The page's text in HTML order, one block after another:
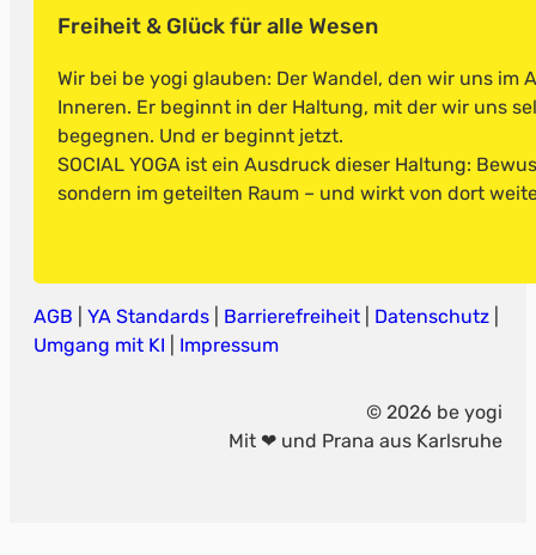
Freiheit & Glück für alle Wesen
Wir bei be yogi glauben: Der Wandel, den wir uns im
Inneren. Er beginnt in der Haltung, mit der wir uns
begegnen. Und er beginnt jetzt.
SOCIAL YOGA ist ein Ausdruck dieser Haltung:
sondern im geteilten Raum – und wirkt von dort
AGB YA Standards Barrierefreiheit Datenschutz
Umgang mit KI
Impressum
© 2026 be yogi
Mit ❤ und Prana aus Karlsruhe